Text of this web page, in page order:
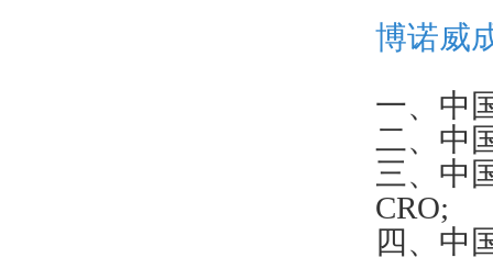
博诺威
一、中
二、中
三、中
CRO;
四、中